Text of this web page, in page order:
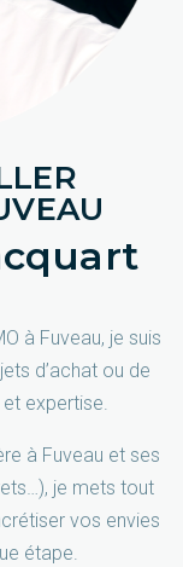
à Fuveau, je suis
d’achat ou de
expertise.
à Fuveau et ses
je mets tout
vos envies
étape.